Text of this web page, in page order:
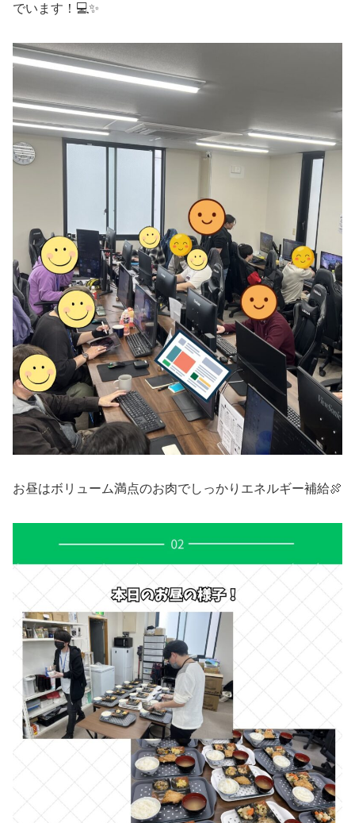
でいます！💻✨
お昼はボリューム満点のお肉でしっかりエネルギー補給🍖